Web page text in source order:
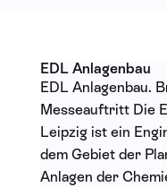
EDL Anlagenbau
EDL Anlagenbau.
Messeauftritt Die
Leipzig ist ein
dem Gebiet der
Anlagen der